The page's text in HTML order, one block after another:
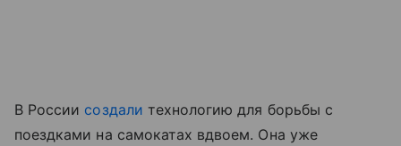
В России создали технологию для борьбы с
поездками на самокатах вдвоем. Она уже